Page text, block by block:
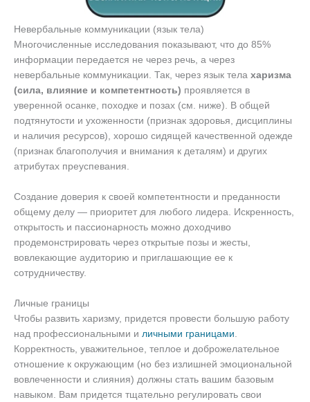
Невербальные коммуникации (язык тела)
Многочисленные исследования показывают, что до 85%
информации передается не через речь, а через
невербальные коммуникации. Так, через язык тела харизма
(сила, влияние и компетентность) проявляется в
уверенной осанке, походке и позах (см. ниже). В общей
подтянутости и ухоженности (признак здоровья, дисциплины
и наличия ресурсов), хорошо сидящей качественной одежде
(признак благополучия и внимания к деталям) и других
атрибутах преуспевания.
Создание доверия к своей компетентности и преданности
общему делу — приоритет для любого лидера. Искренность,
открытость и пассионарность можно доходчиво
продемонстрировать через открытые позы и жесты,
вовлекающие аудиторию и приглашающие ее к
сотрудничеству.
Личные границы
Чтобы развить харизму, придется провести большую работу
над профессиональными и личными границами
Корректность, уважительное, теплое и доброжелательное
отношение к окружающим (но без излишней эмоциональной
вовлеченности и слияния) должны стать вашим базовым
навыком. Вам придется тщательно регулировать свои